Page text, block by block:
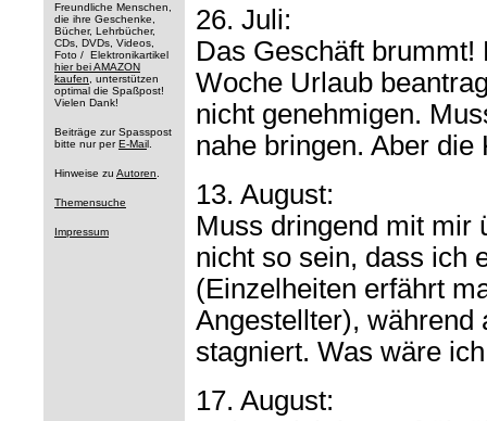
Freundliche Menschen,
die ihre Geschenke,
Bücher, Lehrbücher,
CDs, DVDs, Videos,
Foto / Elektronikartikel
hier bei AMAZON
kaufen, unterstützen
optimal die Spaßpost!
Vielen Dank!
Beiträge zur Spasspost
bitte nur per E-Mai l.
Hinweise zu Autoren.
Themensuche
Impressum
26. Juli:
Das Geschäft brummt!
Woche Urlaub
nicht genehmigen.
nahe bringen. Aber die
13. August:
Muss dringend mit mir
nicht so sein, dass ich
(Einzelheiten erfährt
Angestellter), während
stagniert. Was wäre
17. August: